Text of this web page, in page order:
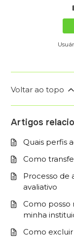
Voltar ao topo
Artigos
Quais perfis
Como
Processo de
avaliativo
Como posso
minha
Como